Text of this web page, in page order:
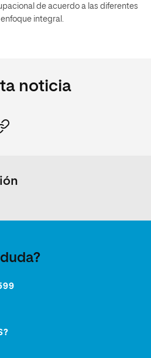
de acuerdo a las diferentes
integral.
noticia